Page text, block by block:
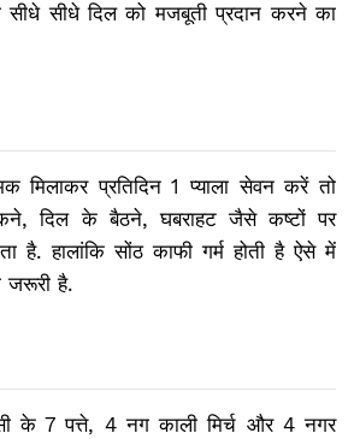
सीधे दिल को मजबूती प्रदान करने का
मिलाकर प्रतिदिन 1 प्याला सेवन करें तो
दिल के बैठने, घबराहट जैसे कष्टों पर
है. हालांकि सोंठ काफी गर्म होती है ऐसे में
जरूरी है.
के 7 पत्ते, 4 नग काली मिर्च और 4 नगर